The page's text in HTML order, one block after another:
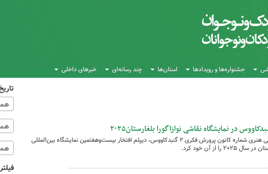
جشنواره‌ها و رویدادها استان‌ها چند رسانه‌ای خبرهای داخلی
در نمایشگاه نقاشی نوازاگورا بلغارستان۲۰۲۵
یک عضو نوجوان مرکز فرهنگی هنری شماره کانون پرورش فکری ۲ گنبدکاووس، دیپلم افتخار بیست‌وهفتمین نمایشگاه بین‌المللی
را از آن خود کرد.